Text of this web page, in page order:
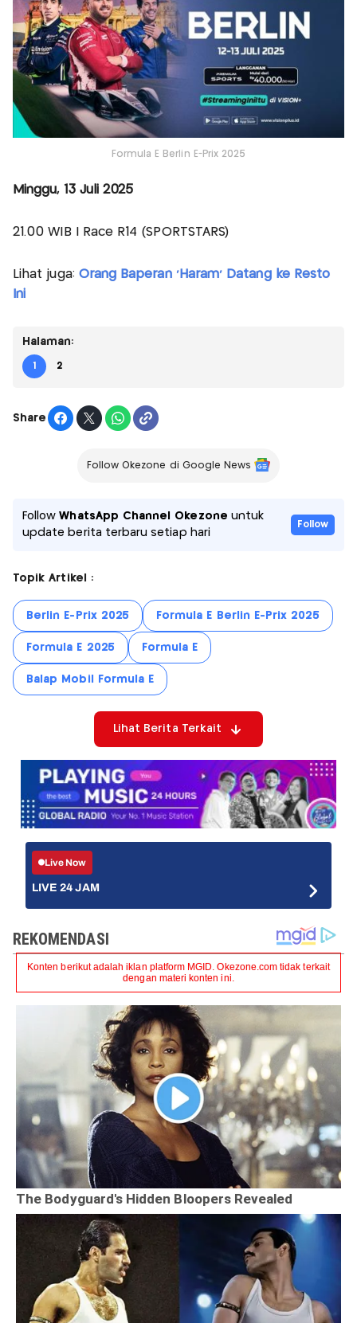
Formula E Berlin E-Prix 2025
Minggu, 13 Juli 2025
21.00 WIB | Race R14 (SPORTSTARS)
Lihat juga: Orang Baperan 'Haram' Datang ke Resto
Ini
Halaman:
1 2
Share
Follow Okezone di Google News
FollowWhatsApp Channel Okezone untuk
update berita terbaru setiap hari
Follow
Topik Artikel :
Berlin E-Prix 2025 Formula E Berlin E-Prix 2025
Formula E 2025 Formula E
Balap Mobil Formula E
Lihat Berita Terkait
Live Now
LIVE 24 JAM